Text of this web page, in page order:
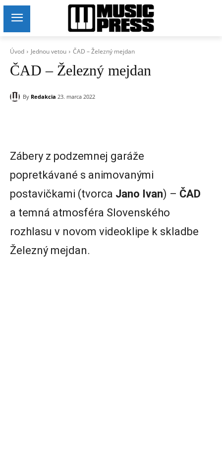
Úvod Jednou vetou ČAD – Železný mejdan
ČAD – Železný mejdan
By Redakcia 23. marca 2022
Zábery z podzemnej garáže
popretkávané s animovanými
postavičkami (tvorca Jano Ivan) – ČAD
a temná atmosféra Slovenského
rozhlasu v novom videoklipe k skladbe
Železný mejdan.